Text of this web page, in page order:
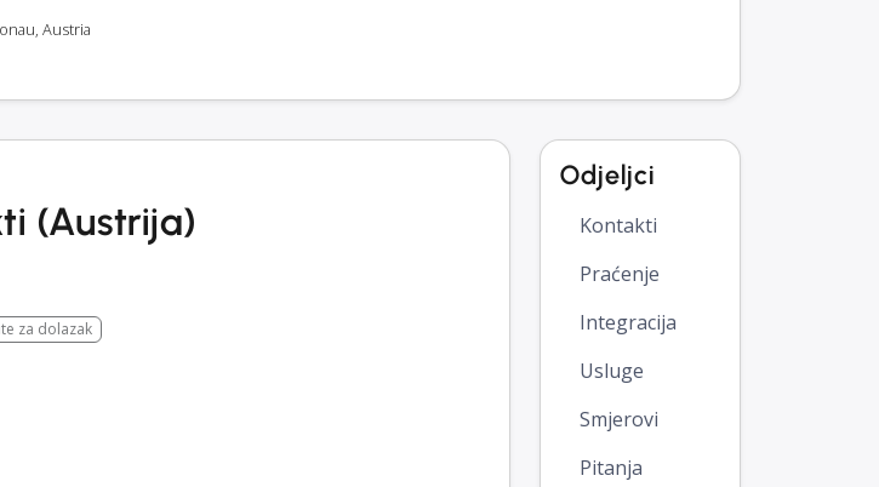
Austria
(Austrija)
za dolazak
Odjeljci
Kontakti
Praćenje
Integracija
Usluge
Smjerovi
Pitanja